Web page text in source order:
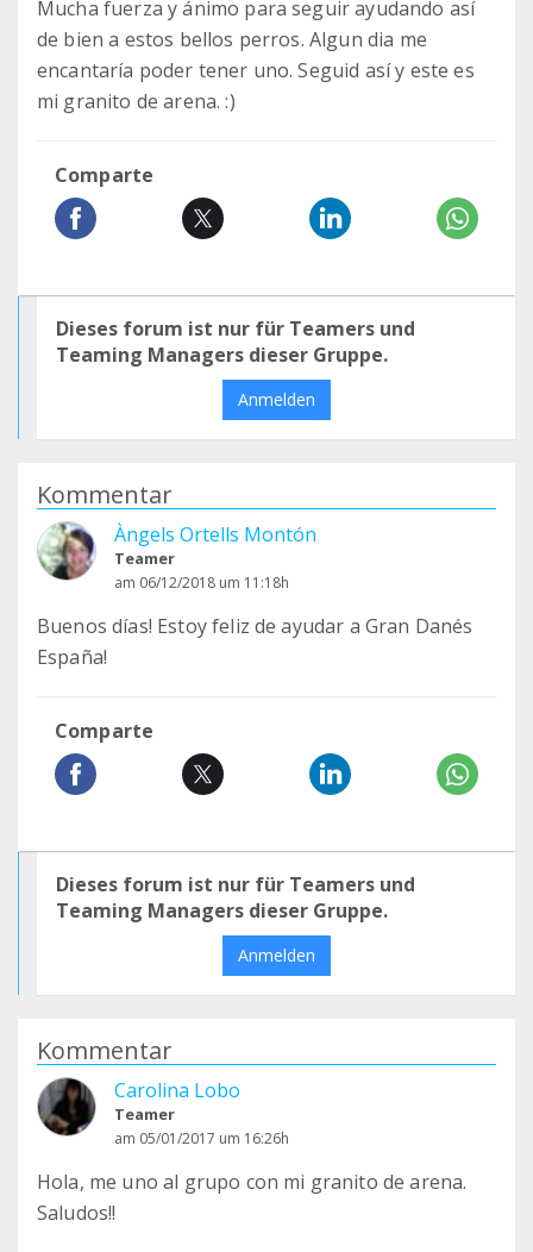
Mucha fuerza y ánimo para seguir ayudando así
de bien a estos bellos perros. Algun dia me
encantaría poder tener uno. Seguid así y este es
mi granito de arena. :)
Comparte
Dieses forum ist nur für Teamers und
Teaming Managers dieser Gruppe.
Anmelden
Kommentar
Àngels Ortells Montón
Teamer
am 06/12/2018 um 11:18h
Buenos días! Estoy feliz de ayudar a Gran Danés
España!
Comparte
Dieses forum ist nur für Teamers und
Teaming Managers dieser Gruppe.
Anmelden
Kommentar
Carolina Lobo
Teamer
am 05/01/2017 um 16:26h
Hola, me uno al grupo con mi granito de arena.
Saludos!!